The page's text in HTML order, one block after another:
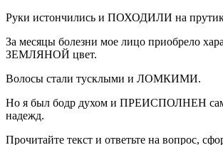
Руки истончились и ПОХОДИЛИ на
За месяцы болезни мое лицо приобрело
ЗЕМЛЯНОЙ цвет.
Волосы стали тусклыми и ЛОМКИМИ.
Но я был бодр духом и ПРЕИСПОЛНЕН
надежд.
Прочитайте текст и ответьте на вопрос,